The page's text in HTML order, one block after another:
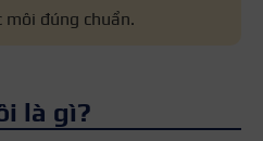
môi đúng chuẩn.
là gì?